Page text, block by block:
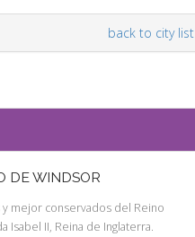
back to city list
DE WINDSOR
mejor conservados del Reino
Isabel II, Reina de Inglaterra.